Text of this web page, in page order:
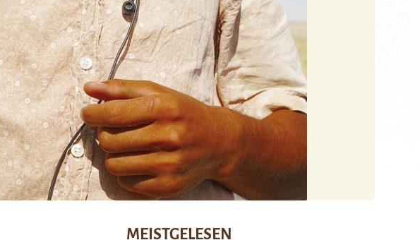
MEISTGELESEN